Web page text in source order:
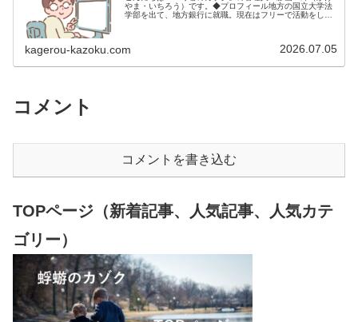
やま・いちろう）です。◆プロフィール地方の国立大学法
学部を出て、地方銀行に就職。現在はフリーで活動をして
kagerou-kazoku.com 2026.07.05
コメント
コメントを書き込む
TOPページ（新着記事、人気記事、人気カテ
ゴリー）